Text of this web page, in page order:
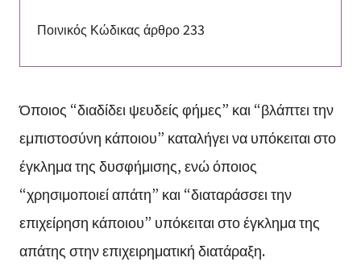
Ποινικός Κώδικας άρθρο 233
Όποιος “διαδίδει ψευδείς φήμες” και “βλάπτει την
εμπιστοσύνη κάποιου” καταλήγει να υπόκειται στο
έγκλημα της δυσφήμισης, ενώ όποιος
“χρησιμοποιεί απάτη” και “διαταράσσει την
επιχείρηση κάποιου” υπόκειται στο έγκλημα της
απάτης στην επιχειρηματική διατάραξη.